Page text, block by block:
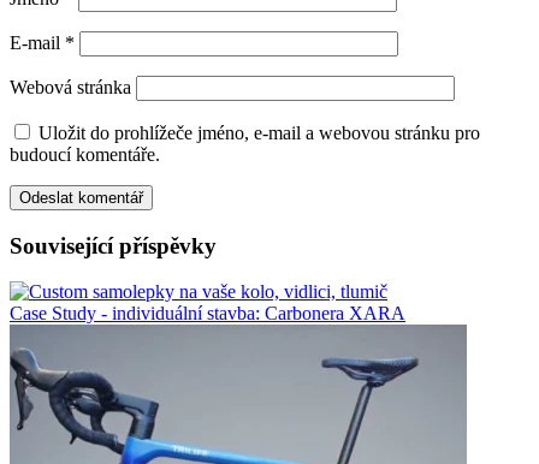
E-mail *
Webová stránka
Uložit do prohlížeče jméno, e-mail a webovou stránku pro
budoucí komentáře.
Související příspěvky
Case Study - individuální stavba: Carbonera XARA